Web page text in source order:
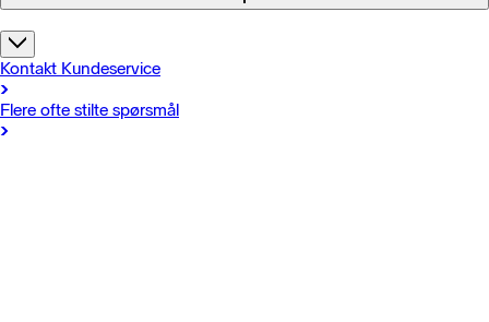
Kontakt Kundeservice
Flere ofte stilte spørsmål